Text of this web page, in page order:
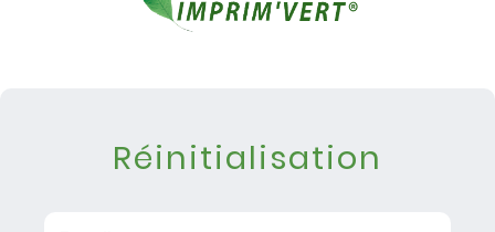
Réinitialisation